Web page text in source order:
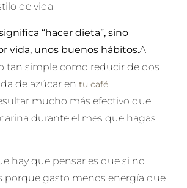
de vida.
“hacer dieta”, sino
vida, unos buenos hábitos.A
tan simple como reducir de dos
de azúcar entu café
mucho más efectivo que
durante el mes que hagas
hay que pensar es que si no
porque gasto menos energía que